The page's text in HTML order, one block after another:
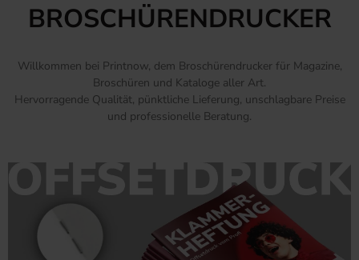
BROSCHÜRENDRUCKER
Willkommen bei Printnow, dem Broschürendrucker für Magazine,
Broschüren und Kataloge aller Art.
Hervorragende Qualität, pünktliche Lieferung, unschlagbare Preise
und professionelle Beratung.